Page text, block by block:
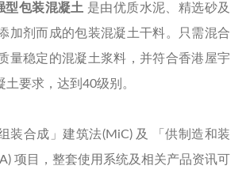
型包装混凝土 是由优质水泥、精选砂及
加剂而成的包装混凝土干料。只需混合
量稳定的混凝土浆料，并符合香港屋宇
土要求，达到40级别。
装合成」建筑法(MiC) 及 「供制造和装
项目，整套使用系统及相关产品资讯可